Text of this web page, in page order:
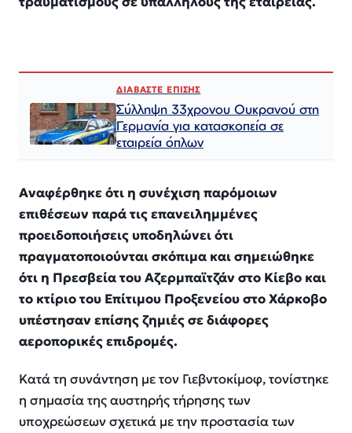
ΔΙΑΒΑΣΤΕ ΕΠΙΣΗΣ
Σύλληψη 33χρονου Ουκρανού στη
Γερμανία για κατασκοπεία σε
εταιρεία όπλων
Αναφέρθηκε ότι η συνέχιση παρόμοιων
επιθέσεων παρά τις επανειλημμένες
προειδοποιήσεις υποδηλώνει ότι
πραγματοποιούνται σκόπιμα και σημειώθηκε
ότι η Πρεσβεία του Αζερμπαϊτζάν στο Κίεβο και
το κτίριο του Επίτιμου Προξενείου στο Χάρκοβο
υπέστησαν επίσης ζημιές σε διάφορες
αεροπορικές επιδρομές.
Κατά τη συνάντηση με τον Γιεβντοκίμοφ, τονίστηκε
η σημασία της αυστηρής τήρησης των
υποχρεώσεων σχετικά με την προστασία των